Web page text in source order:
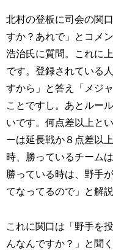
北村の登板に司会の関
すか？あれで」とコメ
浩治氏に質問。これに
です。登録されている
すから」と答え「メジ
ことですし。あとルー
いです。何点差以上と
ーは延長戦か８点差以
時、勝っているチーム
勝っている時は、野手
てなってるので」と解説
これに関口は「野手を
んなんですか？」と聞